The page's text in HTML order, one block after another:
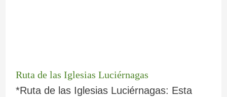
Ruta de las Iglesias Luciérnagas
*Ruta de las Iglesias Luciérnagas: Esta